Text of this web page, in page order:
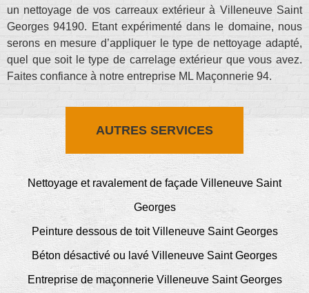
un nettoyage de vos carreaux extérieur à Villeneuve Saint
Georges 94190. Etant expérimenté dans le domaine, nous
serons en mesure d’appliquer le type de nettoyage adapté,
quel que soit le type de carrelage extérieur que vous avez.
Faites confiance à notre entreprise ML Maçonnerie 94.
AUTRES SERVICES
Nettoyage et ravalement de façade Villeneuve Saint
Georges
Peinture dessous de toit Villeneuve Saint Georges
Béton désactivé ou lavé Villeneuve Saint Georges
Entreprise de maçonnerie Villeneuve Saint Georges